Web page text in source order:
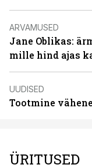
ARVAMUSED
Jane Oblikas:
mille hind ajas
UUDISED
Tootmine
ÜRITUSED